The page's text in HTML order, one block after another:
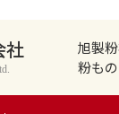
社
旭製
粉も